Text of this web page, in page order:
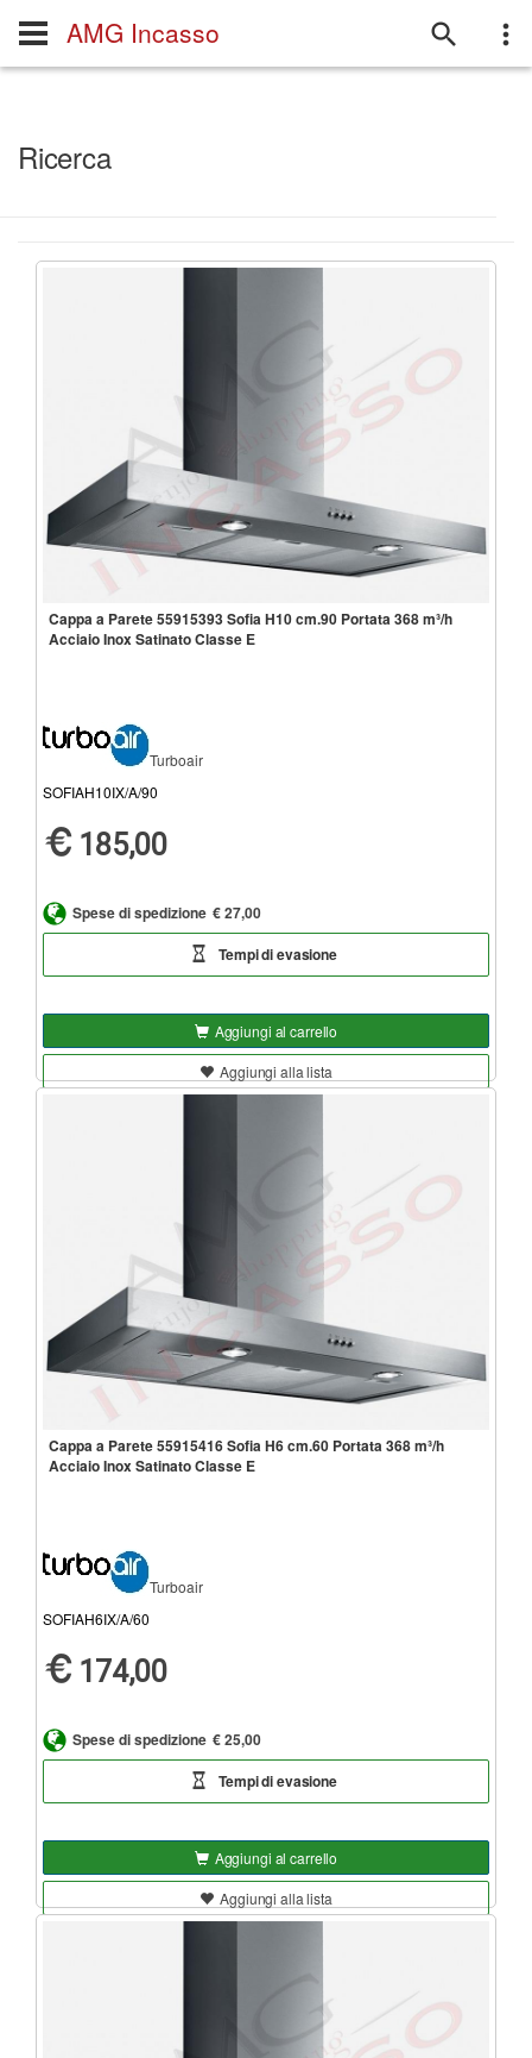
AMG Incasso
Ricerca
Cappa a Parete 55915393 Sofia H10 cm.90 Portata 368 m³/h
Acciaio Inox Satinato Classe E
Turboair
SOFIAH10IX/A/90
185,00
Spese di spedizione € 27,00
Tempi di evasione
Aggiungi al carrello
Aggiungi alla lista
Cappa a Parete 55915416 Sofia H6 cm.60 Portata 368 m³/h
Acciaio Inox Satinato Classe E
Turboair
SOFIAH6IX/A/60
174,00
Spese di spedizione € 25,00
Tempi di evasione
Aggiungi al carrello
Aggiungi alla lista